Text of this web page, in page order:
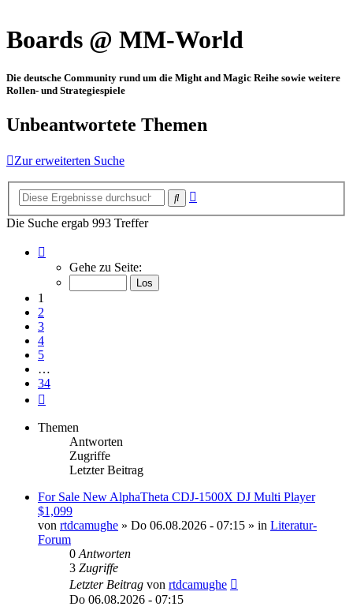
Boards @ MM-World
Die deutsche Community rund um die Might and Magic Reihe sowie weitere
Rollen- und Strategiespiele
Unbeantwortete Themen
Zur erweiterten Suche
Suche
Die Suche ergab 993 Treffer
von
Gehe zu Seite:
1
2
3
4
5
…
34
Themen
Antworten
Zugriffe
Letzter Beitrag
For Sale New AlphaTheta CDJ-1500X DJ Multi Player
$1,099
von rtdcamughe » Do 06.08.2026 - 07:15 » in Literatur-
Forum
0 Antworten
3 Zugriffe
Letzter Beitrag von rtdcamughe
Do 06.08.2026 - 07:15